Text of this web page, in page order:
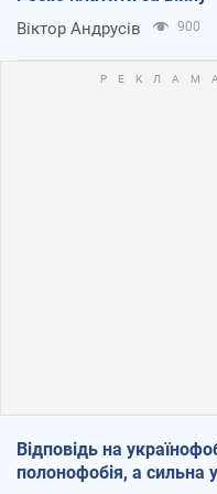
Віктор Андрусів 900
Відповідь на
полонофобія, а сильна